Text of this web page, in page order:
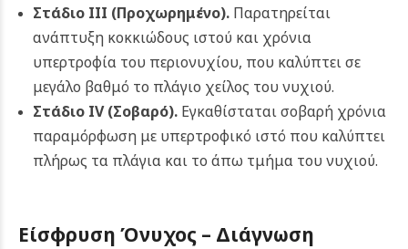
Στάδιο ΙΙΙ (Προχωρημένο).Παρατηρείται
ανάπτυξη κοκκιώδους ιστού και χρόνια
υπερτροφία του περιονυχίου, που καλύπτει σε
μεγάλο βαθμό το πλάγιο χείλος του νυχιού.
Στάδιο IV (Σοβαρό).Εγκαθίσταται σοβαρή χρόνια
παραμόρφωση με υπερτροφικό ιστό που καλύπτει
πλήρως τα πλάγια και το άπω τμήμα του νυχιού.
Είσφρυση Όνυχος – Διάγνωση